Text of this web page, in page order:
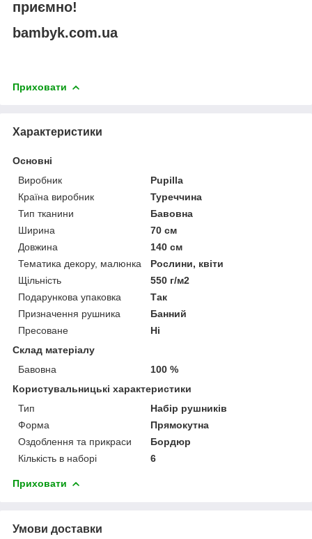
приємно!
bambyk.com.ua
Приховати
Характеристики
Основні
Виробник
Pupilla
Країна виробник
Туреччина
Тип тканини
Бавовна
Ширина
70 см
Довжина
140 см
Тематика декору, малюнка
Рослини, квіти
Щільність
550 г/м2
Подарункова упаковка
Так
Призначення рушника
Банний
Пресоване
Ні
Склад матеріалу
Бавовна
100 %
Користувальницькі характеристики
Тип
Набір рушників
Форма
Прямокутна
Оздоблення та прикраси
Бордюр
Кількість в наборі
6
Приховати
Умови доставки